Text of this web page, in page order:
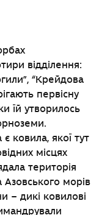
відділення:
“Крейдова
первісну
їй утворилось
ковила, якої тут
місцях
територія
Азовського морів
– дикі ковилові